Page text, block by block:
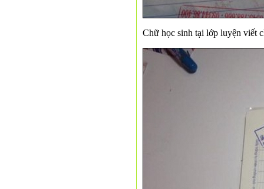
Chữ học sinh tại lớp luyện viết